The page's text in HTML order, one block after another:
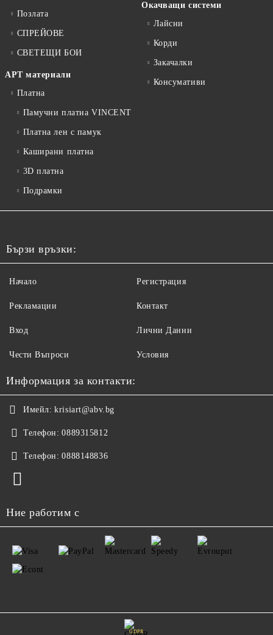
Позлата
СПРЕЙОВЕ
СВЕТЕЩИ БОИ
АРТ материали
Платна
Памучни платна VINCENT
Платна лен с памук
Каширани платна
3D платна
Подрамки
Окачващи системи
Лайсни
Корди
Закачалки
Консумативи
Бързи връзки:
Начало
Рекламации
Вход
Чести Въпроси
Регистрация
Контакт
Лични Данни
Условия
Информация за контакти:
Имейл: krisiart@abv.bg
Телефон: 0889315812
Телефон: 0888148836
Ние работим с
GDPR